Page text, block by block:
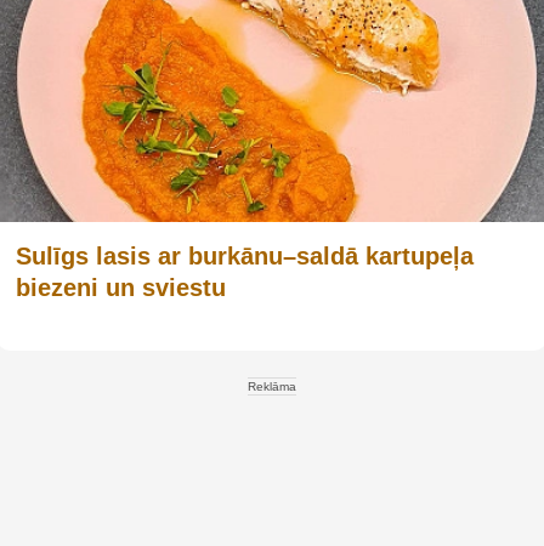
Sulīgs lasis ar burkānu–saldā kartupeļa
biezeni un sviestu
Reklāma